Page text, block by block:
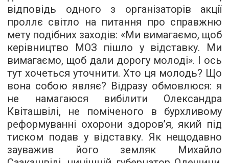
відповідь одного з організаторів акції
проллє світло на питання про справжню
мету подібних заходів: «Ми вимагаємо, щоб
керівництво МОЗ пішло у відставку. Ми
вимагаємо, щоб дали дорогу молоді». І ось
тут хочеться уточнити. Хто ця молодь? Що
вона собою являє? Відразу обмовлюся: я
не намагаюся вибілити Олександра
Квіташвілі, не поміченого в бурхливому
реформуванні охорони здоров’я, який під
тиском подав у відставку. Як нещодавно
зауважив його земляк Михайло